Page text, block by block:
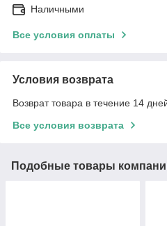
Наличными
Все условия оплаты
Условия возврата
Возврат товара в течение 14
Все условия возврата
Подобные товары